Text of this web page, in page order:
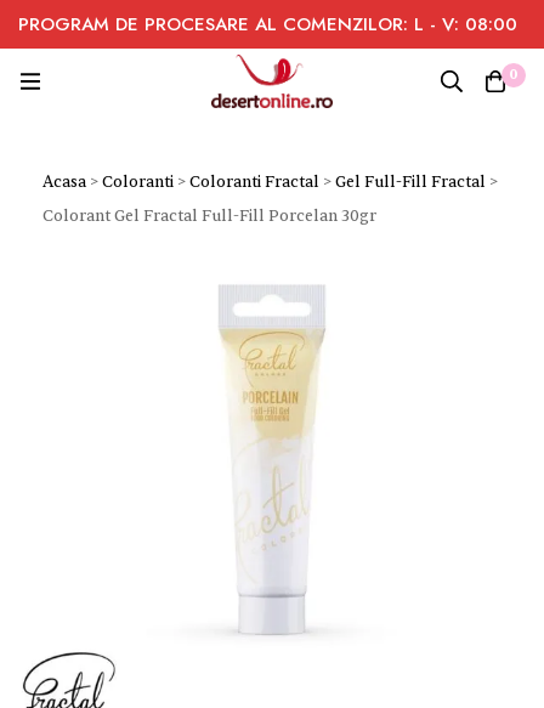
PROGRAM DE PROCESARE AL COMENZILOR: L - V: 08:00
- 16:00
0
Acasa >Coloranti >Coloranti Fractal >Gel Full-Fill Fractal >
Colorant Gel Fractal Full-Fill Porcelan 30gr